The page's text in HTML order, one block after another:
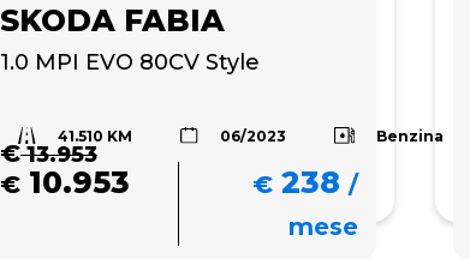
SKODA FABIA
1.0 MPI EVO 80CV Style
41.510 KM 06/2023 Benzina
€13.953
€ 10.953 € 238 /
mese